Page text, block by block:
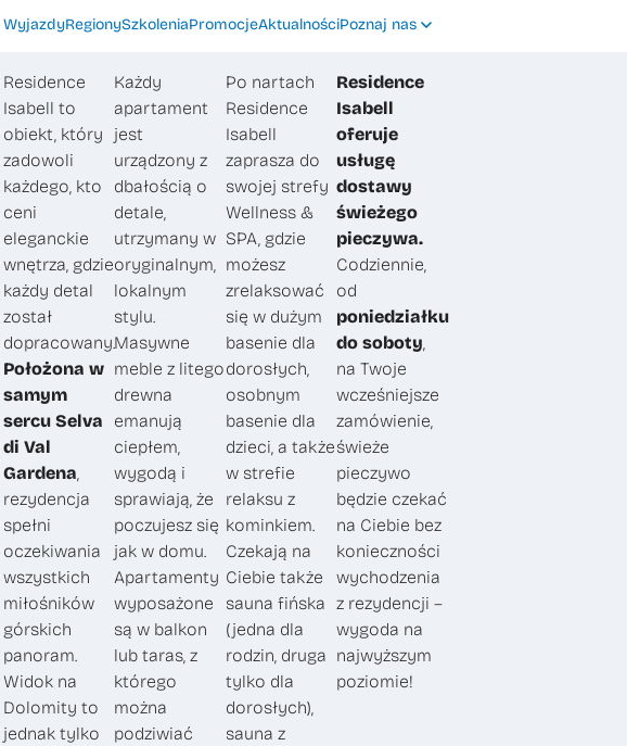
WyjazdyRegionySzkoleniaPromocjeAktualnościPoznaj nas
Residence
Isabell to
obiekt, który
zadowoli
każdego, kto
ceni
eleganckie
wnętrza, gdzie
każdy detal
został
dopracowany.
Położona w
samym
sercu Selva
di Val
Gardena,
rezydencja
spełni
oczekiwania
wszystkich
miłośników
górskich
panoram.
Widok na
Dolomity to
jednak tylko
Każdy
apartament
jest
urządzony z
dbałością o
detale,
utrzymany w
oryginalnym,
lokalnym
stylu.
Masywne
meble z litego
drewna
emanują
ciepłem,
wygodą i
sprawiają, że
poczujesz się
jak w domu.
Apartamenty
wyposażone
są w balkon
lub taras, z
którego
można
podziwiać
Po nartach
Residence
Isabell
zaprasza do
swojej strefy
Wellness &
SPA, gdzie
możesz
zrelaksować
się w dużym
basenie dla
dorosłych,
osobnym
basenie dla
dzieci, a także
w strefie
relaksu z
kominkiem.
Czekają na
Ciebie także
sauna fińska
(jedna dla
rodzin, druga
tylko dla
dorosłych),
sauna z
Residence
Isabell
oferuje
usługę
dostawy
świeżego
pieczywa.
Codziennie,
od
poniedziałku
do soboty,
na Twoje
wcześniejsze
zamówienie,
świeże
pieczywo
będzie czekać
na Ciebie bez
konieczności
wychodzenia
z rezydencji –
wygoda na
najwyższym
poziomie!